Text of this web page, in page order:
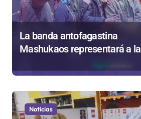
La banda antofagastina
Mashukaos representará a la
de Valparaíso
Noticias